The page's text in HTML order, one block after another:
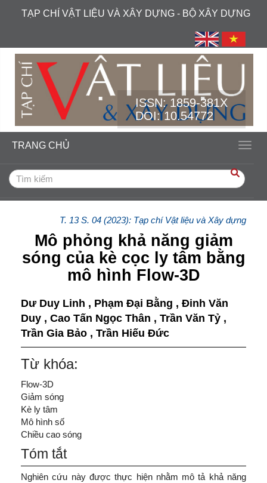
##plugins.themes.academic_free.accessible_menu.label##
##plugins.themes.academic_free.accessible_menu.sidebar##
TẠP CHÍ VẬT LIỆU VÀ XÂY DỰNG - BỘ XÂY DỰNG
ISSN:1859-381X
DOI: 10.54772
TRANG CHỦ
T. 13 S. 04 (2023): Tạp chí Vật liệu và Xây dựng
Mô phỏng khả năng giảm
sóng của kè cọc ly tâm bằng
mô hình Flow-3D
Dư Duy Linh , Phạm Đại Bằng , Đinh Văn
Duy , Cao Tấn Ngọc Thân , Trần Văn Tỷ ,
Trần Gia Bảo , Trần Hiếu Đức
Từ khóa:
Flow-3D
Giảm sóng
Kè ly tâm
Mô hình số
Chiều cao sóng
Tóm tắt
Nghiên cứu này được thực hiện nhằm mô tả khả năng